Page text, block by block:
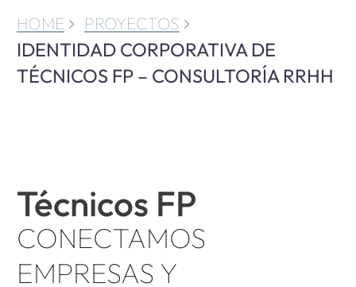
HOME PROYECTOS
IDENTIDAD CORPORATIVA DE
TÉCNICOS FP – CONSULTORÍA RRHH
Técnicos FP
CONECTAMOS
EMPRESAS Y